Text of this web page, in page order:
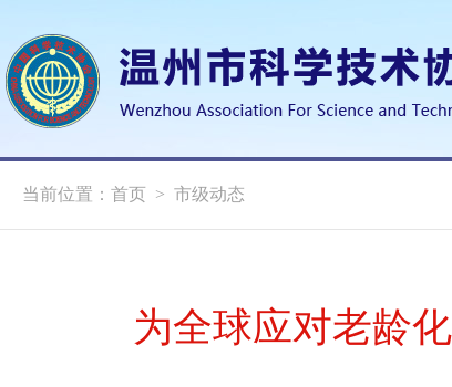
当前位置： 首页 > 市级动态
为全球应对老龄